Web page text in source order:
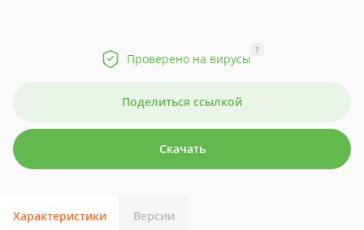
Проверено на вирусы
?
Поделиться ссылкой
Скачать
Характеристики Версии